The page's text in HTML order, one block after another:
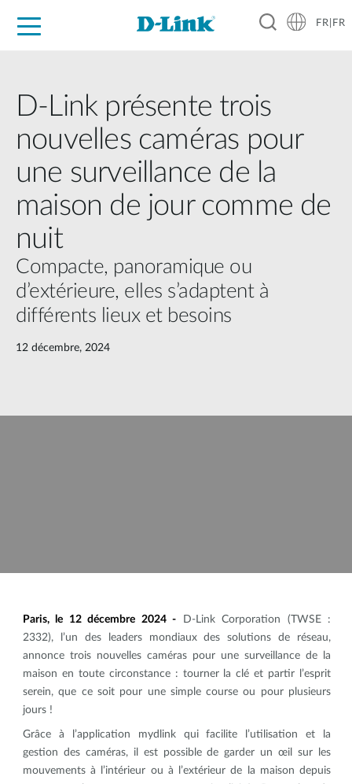
FR|FR
D-Link présente trois
nouvelles caméras pour
une surveillance de la
maison de jour comme de
nuit
Compacte, panoramique ou
d’extérieure, elles s’adaptent à
différents lieux et besoins
12 décembre, 2024
Paris, le 12 décembre 2024 -
D-Link Corporation (TWSE :
2332), l’un des leaders mondiaux des solutions de réseau,
annonce trois nouvelles caméras pour une surveillance de la
maison en toute circonstance : tourner la clé et partir l’esprit
serein, que ce soit pour une simple course ou pour plusieurs
jours !
Grâce à l’application mydlink qui facilite l’utilisation et la
gestion des caméras, il est possible de garder un œil sur les
mouvements à l’intérieur ou à l’extérieur de la maison depuis